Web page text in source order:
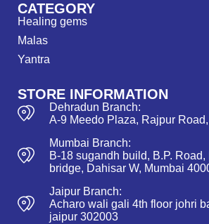
CATEGORY
Healing gems
Malas
Yantra
STORE INFORMATION
Dehradun Branch:
A-9 Meedo Plaza, Rajpur
Mumbai Branch:
B-18 sugandh build, B.P.
bridge, Dahisar W, Mumbai
Jaipur Branch:
Acharo wali gali 4th floor johri
jaipur 302003